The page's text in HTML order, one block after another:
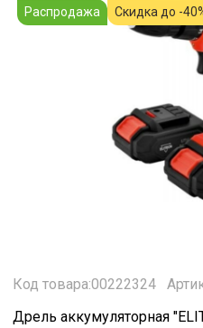
Распродажа Скидка до -
Код товара:00222324
Дрель аккумуляторная